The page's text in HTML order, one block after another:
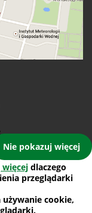
więcej dlaczego
przeglądarki
używanie cookie,
Nie pokazuj więcej